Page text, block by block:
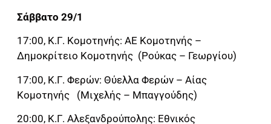
Σάββατο 29/1
17:00, Κ.Γ. Κομοτηνής: ΑΕ Κομοτηνής –
Δημοκρίτειο Κομοτηνής (Ρούκας – Γεωργίου)
17:00, Κ.Γ. Φερών: Θύελλα Φερών – Αίας
Κομοτηνής (Μιχελής – Μπαγγούδης)
20:00, Κ.Γ. Αλεξανδρούπολης: Εθνικός